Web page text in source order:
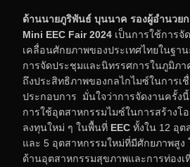
ด้านนายภูริพันธ์ บุนนาค รองผู้อำนวยก
Mini EEC Fair2024 เป็นการใช้การจั
เคลื่อนศักยภาพของประเทศไทยในฐา
การจัดประชุมและนิทรรศการในภูมิภ
ถึงประสิทธิภาพของกลไกไมซ์ในการเ
ประกอบการ มั่นใจว่าการจัดงานครั้ง
การใช้อุตสาหกรรมไมซ์ในการสร้างโ
ลงทุนใหม่ ๆ ในพื้นที่ EEC ทั้งใน 12 อุต
และ 5 อุตสาหกรรมใหม่ที่มีศักยภาพสูง
ด้านอุตสาหกรรมสุขภาพและการท่องเ